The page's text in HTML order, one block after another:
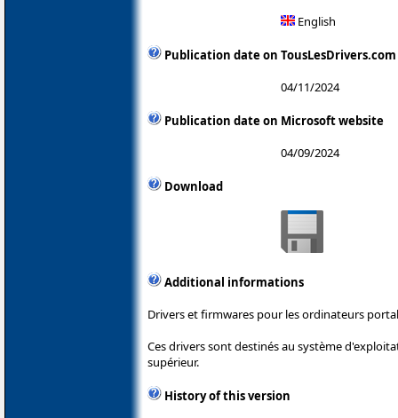
English
Publication date on TousLesDrivers.com
04/11/2024
Publication date on Microsoft website
04/09/2024
Download
Additional informations
Drivers et firmwares pour les ordinateurs
Ces drivers sont destinés au système
supérieur.
History of this version